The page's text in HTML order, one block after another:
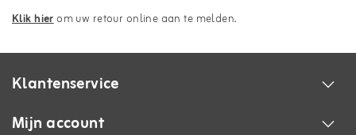
Klik hierom uw retour online aan te melden.
Klantenservice
Mijn account